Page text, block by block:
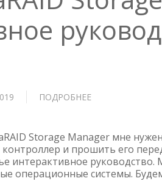
ПОДРОБНЕЕ
STORAGE
MANAGER
—
Storage Manager мне
контроллер и прошить его
интерактивное руководство.
операционные системы.